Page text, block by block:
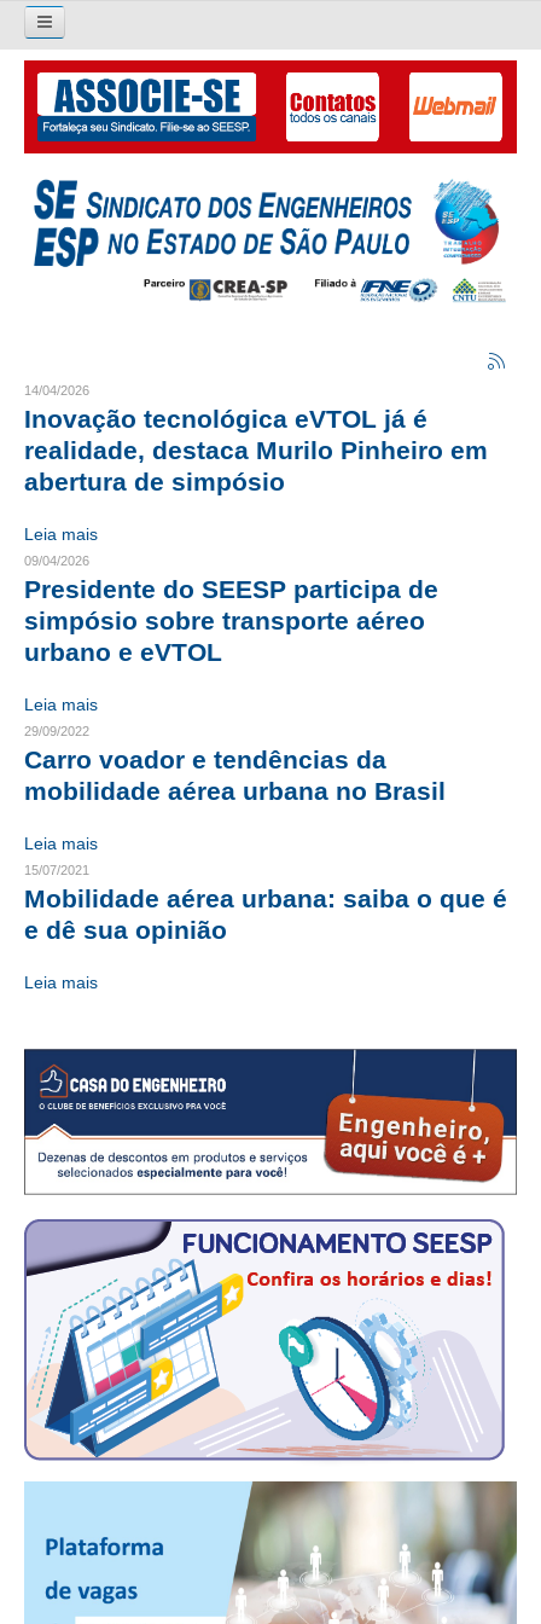
Pesquisar...
O SINDICATO
APRESENTAÇÃO
PALAVRA DO PRESIDENTE
LIVRO GESTÃO 2026-2029
SUBSEDES SINDICAIS
GALERIA EX-PRESIDENTES
ORGANOGRAMA
CRESCE BRASIL
CONSELHO TECNOLÓGICO
COMPOSIÇÃO
CONSELHOS ASSESSORES
NÚCLEO DA MULHER ENGENHEIRA
TRANSPARÊNCIA
JURÍDICO
ACORDOS, CONVENÇÕES E DISSÍDIOS
CONTRIBUIÇÕES
CONTRIBUIÇÃO ASSISTENCIAL
CONTRIBUIÇÃO ASSOCIATIVA OU ANUIDADE DE SÓCIO
CONTRIBUIÇÃO SINDICAL URBANA
REVISÃO DE APOSENTADORIA
FGTS EXPURGOS
FGTS CORREÇÃO
LEI 4.950-A/1966 – PISO SALARIAL
LEI 5.194/1966 – REGULAMENTAÇÃO DA PROFISSÃO
LEI 6.496/1977 – ART
14/04/2026
Inovação tecnológica eVTOL já é
realidade, destaca Murilo Pinheiro em
abertura de simpósio
Leia mais
09/04/2026
Presidente do SEESP participa de
simpósio sobre transporte aéreo
urbano e eVTOL
Leia mais
29/09/2022
Carro voador e tendências da
mobilidade aérea urbana no Brasil
Leia mais
15/07/2021
Mobilidade aérea urbana: saiba o que é
e dê sua opinião
Leia mais